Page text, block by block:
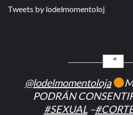
Tweets by lodelmomentoloj
@lodelmomentoloja
PODRÁN
#SEXUAL –